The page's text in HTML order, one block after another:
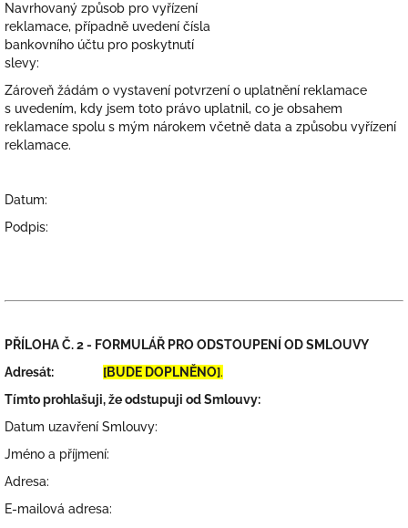
Navrhovaný způsob pro vyřízení
reklamace, případně uvedení čísla
bankovního účtu pro poskytnutí
slevy:
Zároveň žádám o vystavení potvrzení o uplatnění reklamace
s uvedením, kdy jsem toto právo uplatnil, co je obsahem
reklamace spolu s mým nárokem včetně data a způsobu vyřízení
reklamace.
Datum:
Podpis:
PŘÍLOHA Č. 2 - FORMULÁŘ PRO ODSTOUPENÍ OD SMLOUVY
Adresát:
[BUDE DOPLNĚNO].
Tímto prohlašuji, že odstupuji od Smlouvy:
Datum uzavření Smlouvy:
Jméno a příjmení:
Adresa:
E-mailová adresa: